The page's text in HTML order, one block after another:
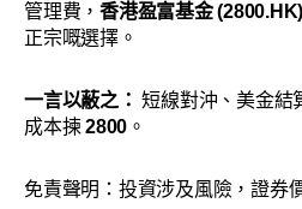
管理費，香港盈富基金 (2800.HK)
正宗嘅選擇。
一言以蔽之： 短線對沖、美金結
成本揀2800 。
免責聲明：投資涉及風險，證券